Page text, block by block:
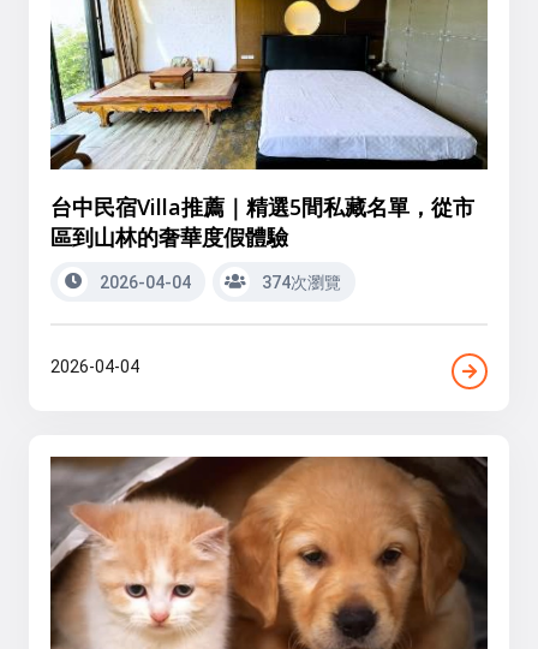
台中民宿Villa推薦｜精選5間私藏名單，從市
區到山林的奢華度假體驗
2026-04-04 374次瀏覽
2026-04-04